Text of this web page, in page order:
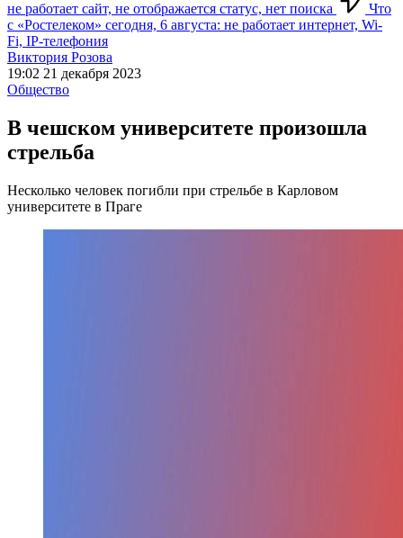
не работает сайт, не отображается статус, нет поиска
Что
с «Ростелеком» сегодня, 6 августа: не работает интернет, Wi-
Fi, IP-телефония
Виктория Розова
19:02 21 декабря 2023
Общество
В чешском университете произошла
стрельба
Несколько человек погибли при стрельбе в Карловом
университете в Праге